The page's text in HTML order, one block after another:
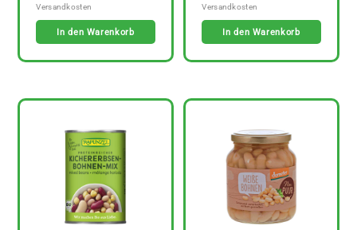
In den Warenkorb In den Warenkorb